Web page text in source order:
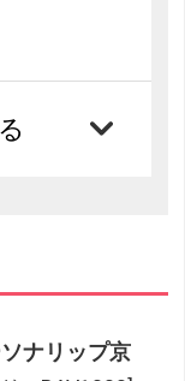
ナリップ京